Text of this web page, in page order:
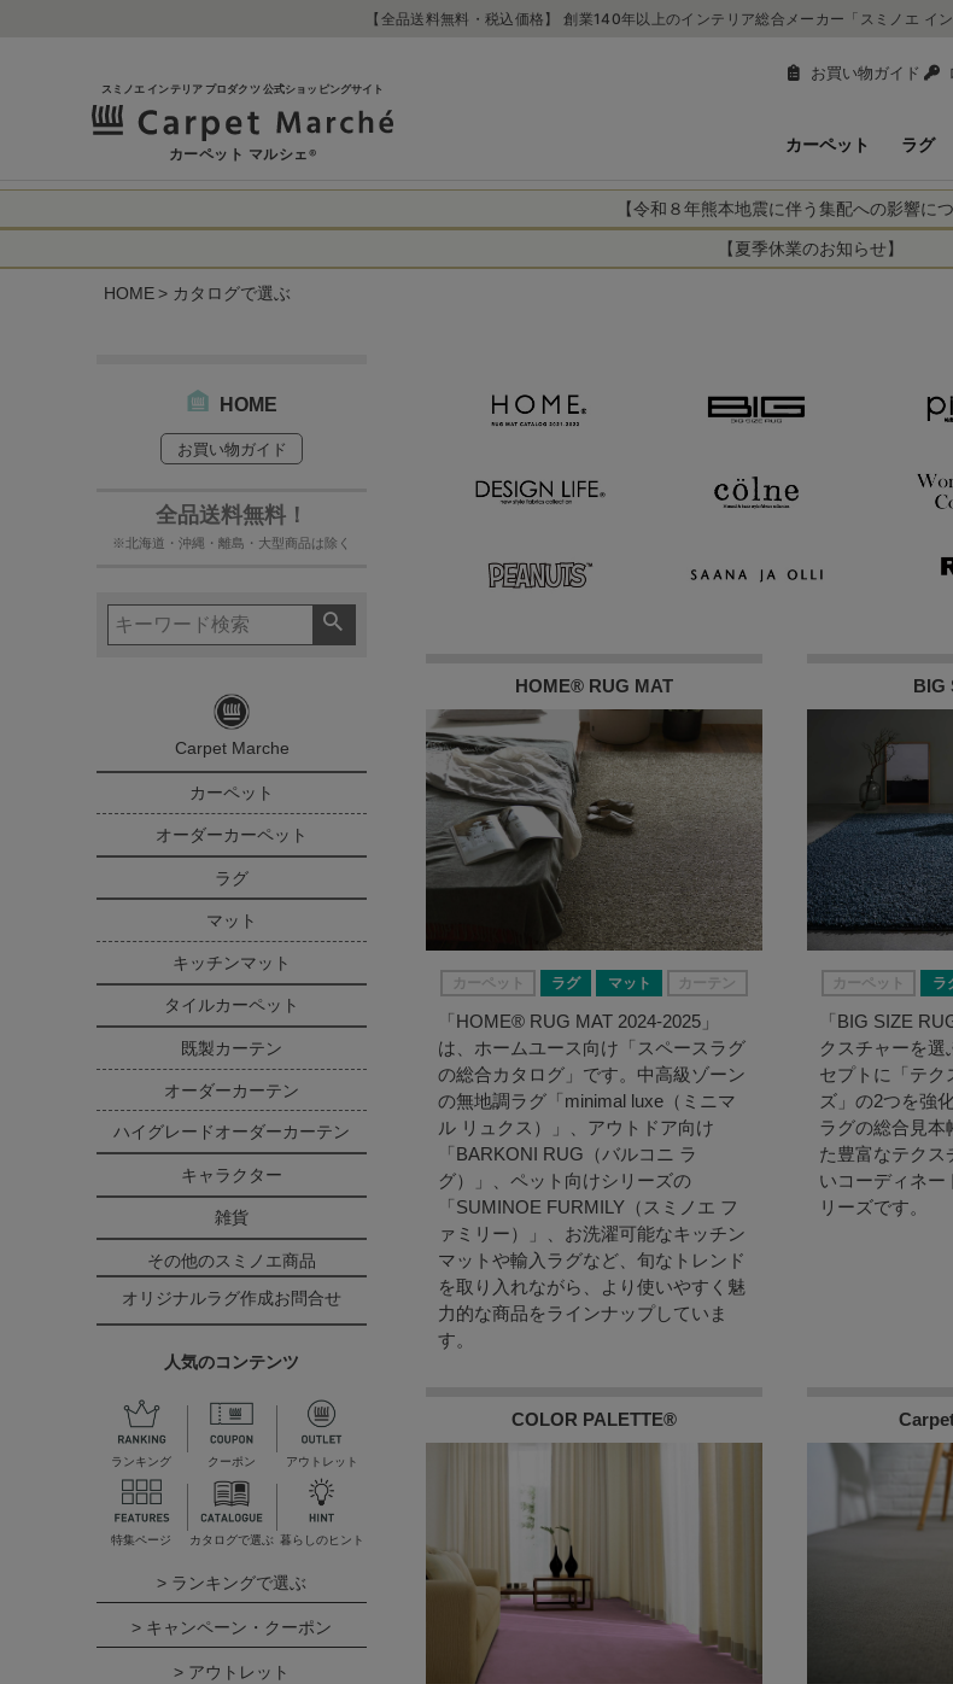
【全品送料無料・税込価格】 創業140年以上のインテリア総合メーカー「スミノエ イ
お買い物ガイド
スミノエ インテリア プロダクツ 公式ショッピングサイト
カーペット マルシェ® カーペット ラグ
【令和８年熊本地震に伴う集配への影響につ
令和8年熊本地震により、お亡くなりになられた方々に深く哀悼の意を表
に心よりお見舞い申し上げます。 この地震の影響により、現在、一部地
・九州から全国あてのお荷物
お客さまにはご不便をおかけいたしますが、何卒ご理解賜りますようお願
詳しくはこちら
【夏季休業のお知らせ】
HOME カタログで選ぶ
HOME
お買い物ガイド
全品送料無料！
※北海道・沖縄・離島・大型商品は除く
Carpet Marche
カーペット
オーダーカーペット
ラグ
マット
キッチンマット
タイルカーペット
既製カーテン
オーダーカーテン
ハイグレードオーダーカーテン
キャラクター
雑貨
その他のスミノエ商品
オリジナルラグ作成お問合せ
人気のコンテンツ
ランキング クーポン アウトレット
特集ページ カタログで選ぶ 暮らしのヒント
> ランキングで選ぶ
> キャンペーン・クーポン
> アウトレット
HOME® RUG MAT
カーペット ラグ マット カーテン
「HOME® RUG MAT 2024-2025」
は、ホームユース向け「スペースラグ
の総合カタログ」です。中高級ゾーン
の無地調ラグ「minimal luxe（ミニマ
ル リュクス）」、アウトドア向け
「BARKONI RUG（バルコニ ラ
グ）」、ペット向けシリーズの
「SUMINOE FURMILY（スミノエ フ
ァミリー）」、お洗濯可能なキッチン
マットや輸入ラグなど、旬なトレンド
を取り入れながら、より使いやすく魅
力的な商品をラインナップしていま
す。
BIG
カーペット ラ
「BIG SIZE
クスチャーを選
セプトに「テク
ズ」の2つを強
ラグの総合見本
た豊富なテクス
いコーディネー
リーズです。
COLOR PALETTE®